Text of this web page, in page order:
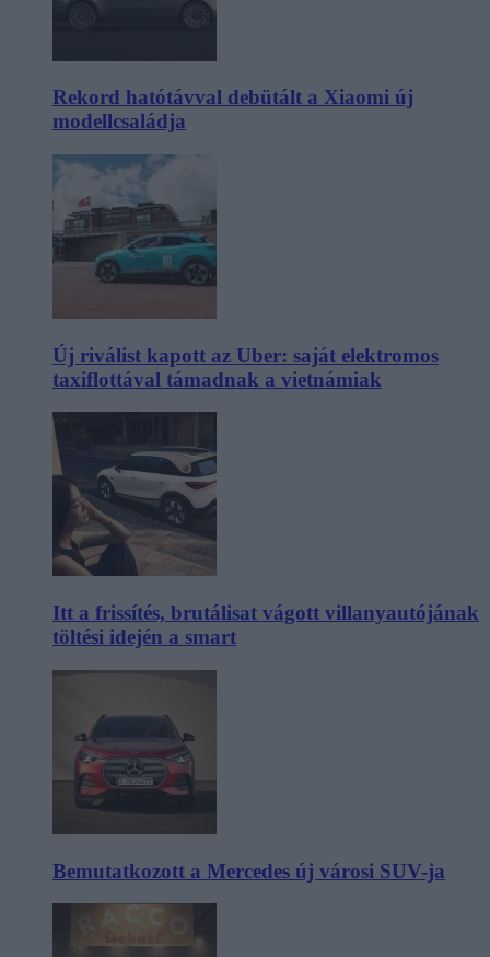
Rekord hatótávval debütált a Xiaomi új
modellcsaládja
Új riválist kapott az Uber: saját elektromos
taxiflottával támadnak a vietnámiak
Itt a frissítés, brutálisat vágott villanyautójának
töltési idején a smart
Bemutatkozott a Mercedes új városi SUV-ja